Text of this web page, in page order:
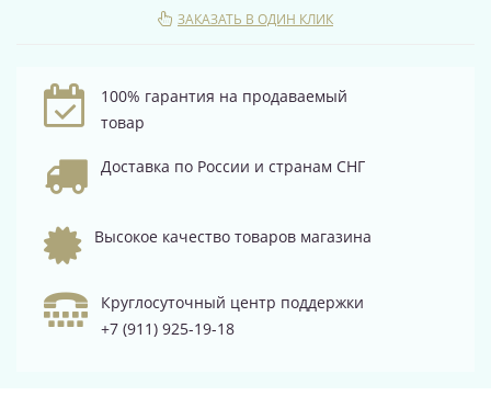
ЗАКАЗАТЬ В ОДИН КЛИК
100% гарантия на продаваемый
товар
Доставка по России и странам СНГ
Высокое качество товаров магазина
Круглосуточный центр поддержки
+7 (911) 925-19-18